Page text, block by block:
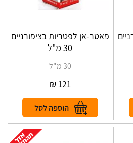
פאטר-אן לפטריות בציפורניים
30 מ"ל
30 מ"ל
121
₪